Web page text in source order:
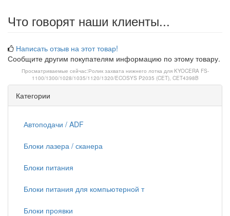
Что говорят наши клиенты...
Написать отзыв на этот товар!
Сообщите другим покупателям информацию по этому товару.
Просматриваемые сейчас:Ролик захвата нижнего лотка для KYOCERA FS-
1100/1300/1028/1035/1120/1320/ECOSYS P2035 (CET), CET4398B
Категории
Автоподачи / ADF
Блоки лазера / сканера
Блоки питания
Блоки питания для компьютерной т
Блоки проявки